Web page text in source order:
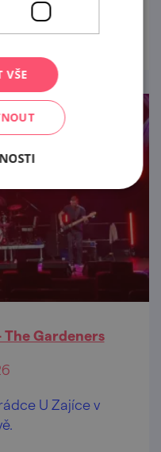
The Gardeners
U Zajíce v
VŠE